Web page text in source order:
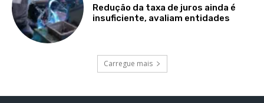
Redução da taxa de juros ainda é
insuficiente, avaliam entidades
Carregue mais